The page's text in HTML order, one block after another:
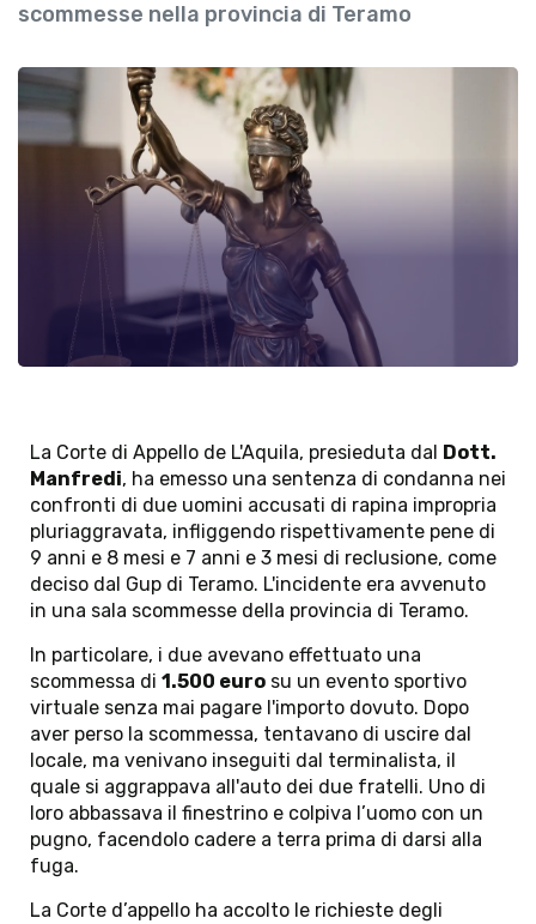
scommesse nella provincia di Teramo
La Corte di Appello de L'Aquila, presieduta dal Dott.
Manfredi, ha emesso una sentenza di condanna nei
confronti di due uomini accusati di rapina impropria
pluriaggravata, infliggendo rispettivamente pene di
9 anni e 8 mesi e 7 anni e 3 mesi di reclusione, come
deciso dal Gup di Teramo. L'incidente era avvenuto
in una sala scommesse della provincia di Teramo.
In particolare, i due avevano effettuato una
scommessa di 1.500 euro su un evento sportivo
virtuale senza mai pagare l'importo dovuto. Dopo
aver perso la scommessa, tentavano di uscire dal
locale, ma venivano inseguiti dal terminalista, il
quale si aggrappava all'auto dei due fratelli. Uno di
loro abbassava il finestrino e colpiva l’uomo con un
pugno, facendolo cadere a terra prima di darsi alla
fuga.
La Corte d’appello ha accolto le richieste degli